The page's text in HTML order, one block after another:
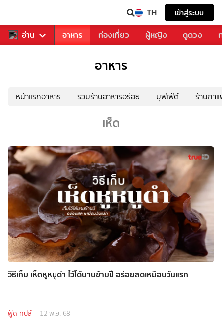
TH เข้าสู่ระบบ
อ่าน
รวงการเพลง อาหาร ท่องเที่ยว ผู้หญิง ดูดวง
อาหาร
หน้าแรกอาหาร รวมร้านอาหารอร่อย บุฟเฟ่ต์ ร้านกา
เห็ด
วิธีเก็บ เห็ดหูหนูดำ ไว้ได้นานข้ามปี อร่อยสดเหมือนวันแรก
ฟู้ด ทิปส์ 12 พ.ย. 68